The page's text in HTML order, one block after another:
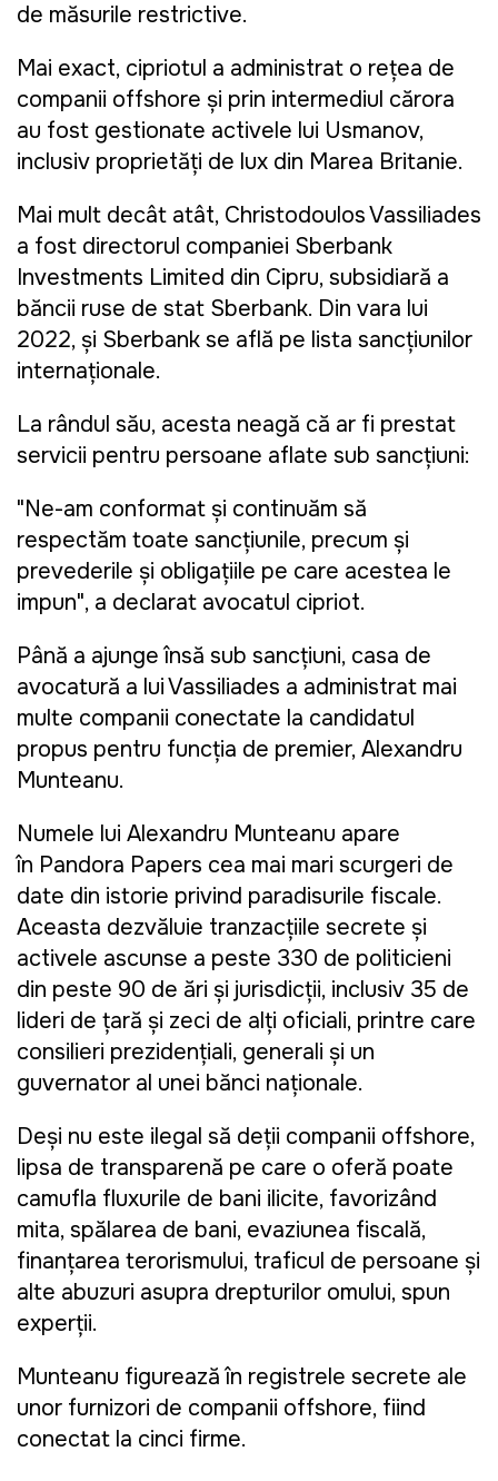
de măsurile restrictive.
Mai exact, cipriotul a administrat o rețea de
companii offshore și prin intermediul cărora
au fost gestionate activele lui Usmanov,
inclusiv proprietăți de lux din Marea Britanie.
Mai mult decât atât, Christodoulos Vassiliades
a fost directorul companiei Sberbank
Investments Limited din Cipru, subsidiară a
băncii ruse de stat Sberbank. Din vara lui
2022, și Sberbank se află pe lista sancțiunilor
internaționale.
La rândul său, acesta neagă că ar fi prestat
servicii pentru persoane aflate sub sancțiuni:
"Ne-am conformat și continuăm să
respectăm toate sancțiunile, precum și
prevederile și obligațiile pe care acestea le
impun", a declarat avocatul cipriot.
Până a ajunge însă sub sancțiuni, casa de
avocatură a lui Vassiliades a administrat mai
multe companii conectate la candidatul
propus pentru funcția de premier, Alexandru
Munteanu.
Numele lui Alexandru Munteanu apare
în Pandora Papers cea mai mari scurgeri de
date din istorie privind paradisurile fiscale.
Aceasta dezvăluie tranzacțiile secrete și
activele ascunse a peste 330 de politicieni
din peste 90 de țări și jurisdicții, inclusiv 35 de
lideri de țară și zeci de alți oficiali, printre care
consilieri prezidențiali, generali și un
guvernator al unei bănci naționale.
Deși nu este ilegal să deții companii offshore,
lipsa de transparență pe care o oferă poate
camufla fluxurile de bani ilicite, favorizând
mita, spălarea de bani, evaziunea fiscală,
finanțarea terorismului, traficul de persoane și
alte abuzuri asupra drepturilor omului, spun
experții.
Munteanu figurează în registrele secrete ale
unor furnizori de companii offshore, fiind
conectat la cinci firme.